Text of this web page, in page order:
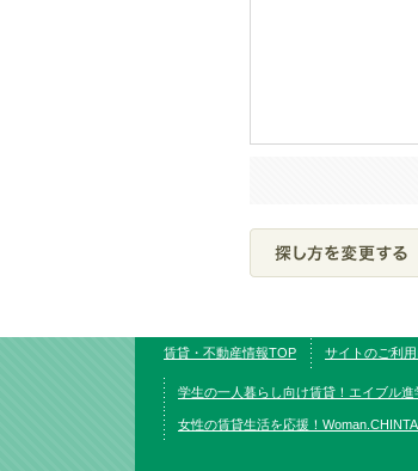
賃貸・不動産情報TOP サイトのご利
学生の一人暮らし向け賃貸！エイブル進
女性の賃貸生活を応援！